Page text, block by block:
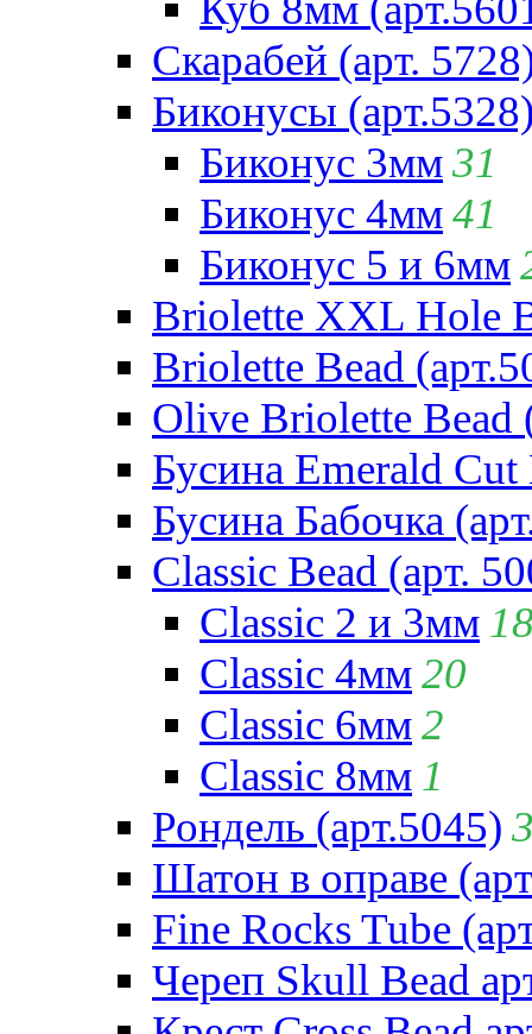
Скарабей (арт.
Биконусы
Биконус 3мм31
Биконус 4мм41
Биконус 5 и 6мм
Briolette XXL Hole
Briolette Bead
Olive Briolette Bead
Бусина Emerald Cut
Бусина Бабочка
Classic Bead (арт.
Classic 2 и 3мм
Classic 4мм20
Classic 6мм2
Classic 8мм 1
Рондель (арт.5045)
Шатон в оправе
Fine Rocks Tube
Череп Skull Bead